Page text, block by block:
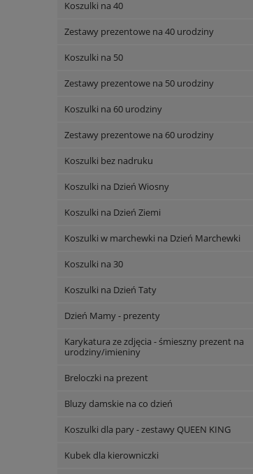
Koszulki na 40
Zestawy prezentowe na 40 urodziny
Koszulki na 50
Zestawy prezentowe na 50 urodziny
Koszulki na 60 urodziny
Zestawy prezentowe na 60 urodziny
Koszulki bez nadruku
Koszulki na Dzień Wiosny
Koszulki na Dzień Ziemi
Koszulki w marchewki na Dzień Marchewki
Koszulki na 30
Koszulki na Dzień Taty
Dzień Mamy - prezenty
Karykatura ze zdjęcia - śmieszny prezent na
urodziny/imieniny
Breloczki na prezent
Bluzy damskie na co dzień
Koszulki dla pary - zestawy QUEEN KING
Kubek dla kierowniczki